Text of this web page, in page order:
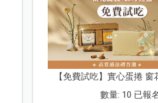
【免費試吃】實心蛋捲
數量: 10 已報